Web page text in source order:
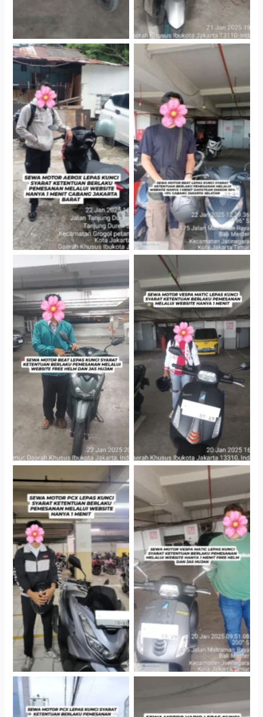
Cabang Jakarta Barat
Cityplaza Jatinegara
Gedung Parkir P6A
Cityplaza Jatinegara
Gedung Parkir P6A
Cityplaza Jatinegara
Gedung Parkir P6A
Hotel Kartika Chandra,
Jakarta Selatan
Cityplaza Jatinegara
Gedung Parkir P6A